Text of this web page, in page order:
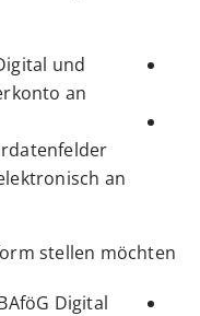
und
an.
an
stellen möchten:
Digital